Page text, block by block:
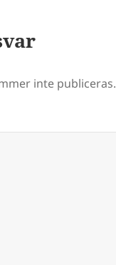
inte publiceras.